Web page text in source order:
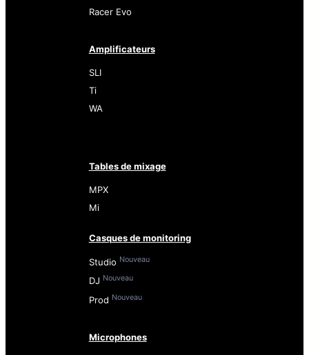
Racer Evo
Amplificateurs
SLI
Ti
WA
Tables de mixage
MPX
Mi
Casques de monitoring
Studio Nouveau
DJ Nouveau
Prod Nouveau
Microphones